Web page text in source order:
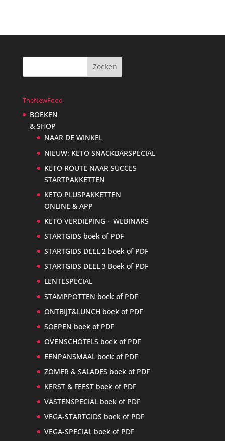
TheNewFood
BOEKEN
& SHOP
NAAR DE WINKEL
NIEUW: KETO SNACKBARSPECIAL
KETO ROUTE NAAR SUCCES
STARTPAKKETTEN
KETO PLUSPAKKETTEN
ONLINE & APP
KETO VERDIEPING – WEBINARS
STARTGIDS boek of PDF
STARTGIDS DEEL 2 boek of PDF
STARTGIDS DEEL 3 Boek of PDF
LENTESPECIAL
STAMPPOTTEN boek of PDF
ONTBIJT&LUNCH boek of PDF
SOEPEN boek of PDF
OVENSCHOTELS boek of PDF
EENPANSMAAL boek of PDF
ZOMER & SALADES boek of PDF
KERST & FEEST boek of PDF
VASTENSPECIAL boek of PDF
VEGA-STARTGIDS boek of PDF
VEGA-SPECIAL boek of PDF